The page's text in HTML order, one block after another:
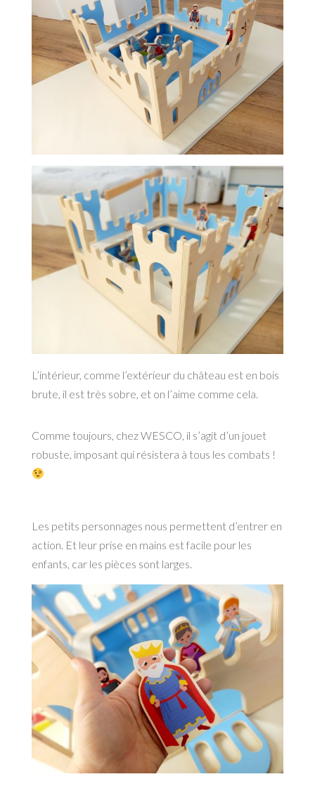
L’intérieur, comme l’extérieur du château est en bois
brute, il est très sobre, et on l’aime comme cela.
Comme toujours, chez WESCO, il s’agit d’un jouet
robuste, imposant qui résistera à tous les combats !
Les petits personnages nous permettent d’entrer en
action. Et leur prise en mains est facile pour les
enfants, car les pièces sont larges.